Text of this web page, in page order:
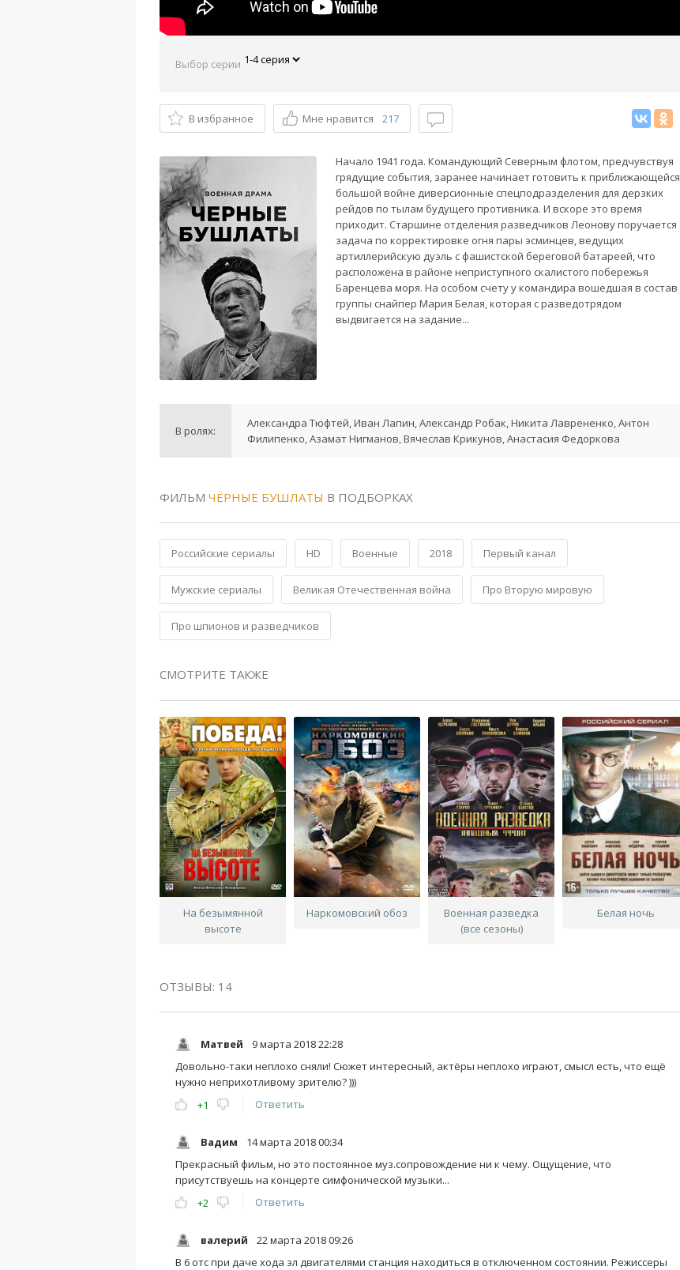
Выбор серии
В избранное Мне нравится 217
Начало 1941 года. Командующий Северным флотом, предчувствуя
грядущие события, заранее начинает готовить к приближающейся
большой войне диверсионные спецподразделения для дерзких
рейдов по тылам будущего противника. И вскоре это время
приходит. Старшине отделения разведчиков Леонову поручается
задача по корректировке огня пары эсминцев, ведущих
артиллерийскую дуэль с фашистской береговой батареей, что
расположена в районе неприступного скалистого побережья
Баренцева моря. На особом счету у командира вошедшая в состав
группы снайпер Мария Белая, которая с разведотрядом
выдвигается на задание...
В ролях:
Александра Тюфтей, Иван Лапин, Александр Робак, Никита Лаврененко, Антон
Филипенко, Азамат Нигманов, Вячеслав Крикунов, Анастасия Федоркова
ФИЛЬМ ЧЁРНЫЕ БУШЛАТЫ В ПОДБОРКАХ
Российские сериалы HD Военные 2018 Первый канал
Мужские сериалы Великая Отечественная война Про Вторую мировую
Про шпионов и разведчиков
СМОТРИТЕ ТАКЖЕ
На безымянной
высоте
Наркомовский обоз
Военная разведка
(все сезоны)
Белая ночь
ОТЗЫВЫ: 14
Матвей
9 марта 2018 22:28
Довольно-таки неплохо сняли! Сюжет интересный, актёры неплохо играют, смысл есть, что ещё
нужно неприхотливому зрителю? )))
+1
Ответить
Вадим
14 марта 2018 00:34
Прекрасный фильм, но это постоянное муз.сопровождение ни к чему. Ощущение, что
присутствуешь на концерте симфонической музыки...
+2
Ответить
валерий
22 марта 2018 09:26
В 6 отс при даче хода эл двигателями станция находиться в отключенном состоянии. Режиссеры